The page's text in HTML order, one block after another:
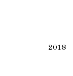
2018